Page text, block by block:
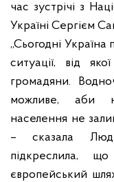
час зустрічі з
Україні Сергієм
„Сьогодні
ситуації, від
громадяни.
можливе, аби
населення не
– сказала
підкреслила,
європейський